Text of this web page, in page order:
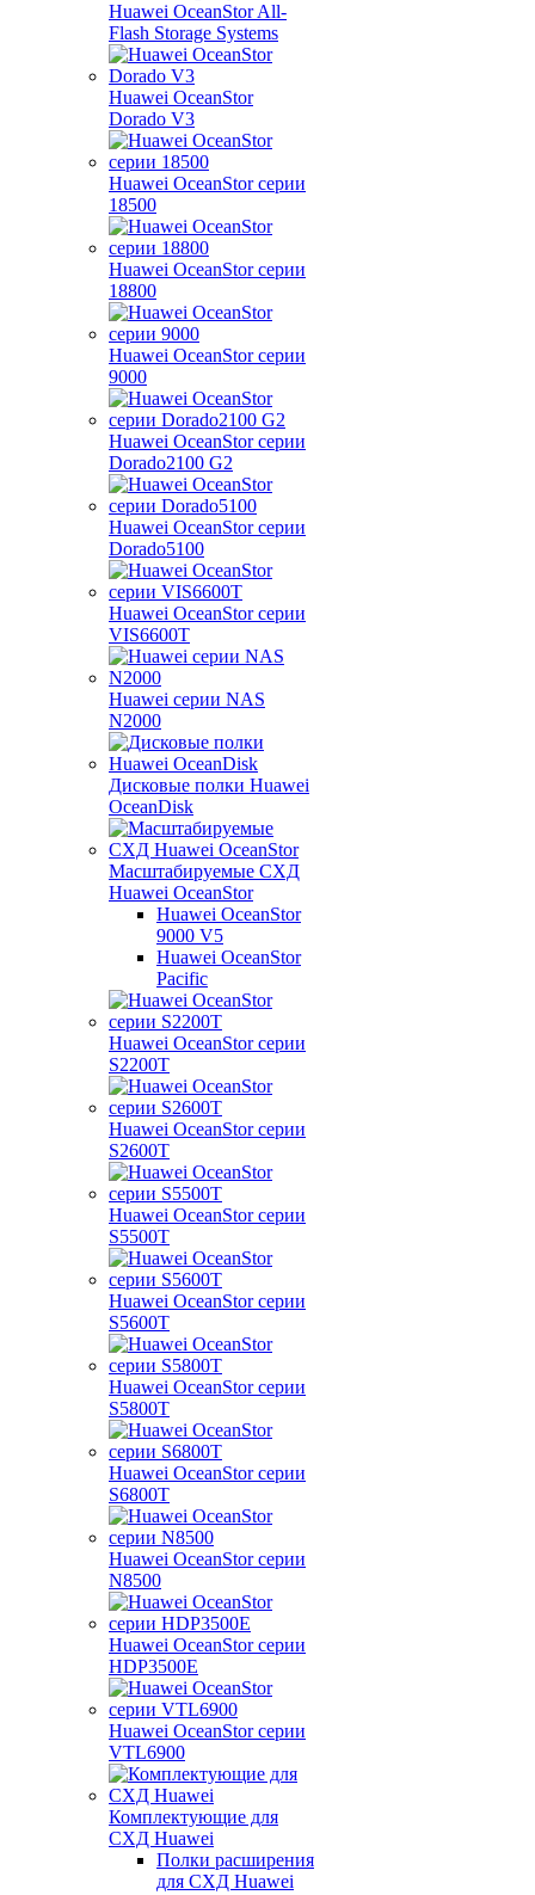
Huawei OceanStor All-
Flash Storage Systems
Huawei OceanStor
Dorado V3
Huawei OceanStor серии
18500
Huawei OceanStor серии
18800
Huawei OceanStor серии
9000
Huawei OceanStor серии
Dorado2100 G2
Huawei OceanStor серии
Dorado5100
Huawei OceanStor серии
VIS6600T
Huawei серии NAS
N2000
Дисковые полки Huawei
OceanDisk
Масштабируемые СХД
Huawei OceanStor
Huawei OceanStor
9000 V5
Huawei OceanStor
Pacific
Huawei OceanStor серии
S2200T
Huawei OceanStor серии
S2600T
Huawei OceanStor серии
S5500T
Huawei OceanStor серии
S5600T
Huawei OceanStor серии
S5800T
Huawei OceanStor серии
S6800T
Huawei OceanStor серии
N8500
Huawei OceanStor серии
HDP3500E
Huawei OceanStor серии
VTL6900
Комплектующие для
СХД Huawei
Полки расширения
для СХД Huawei